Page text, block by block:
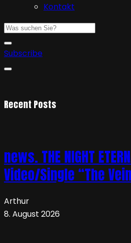
Kontakt
Subscribe
Recent Posts
news. THE NIGHT
Video/Single “The
Arthur
8. August 2026